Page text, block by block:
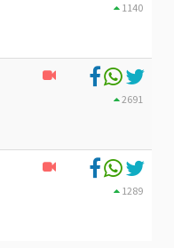
1140
2691
1289